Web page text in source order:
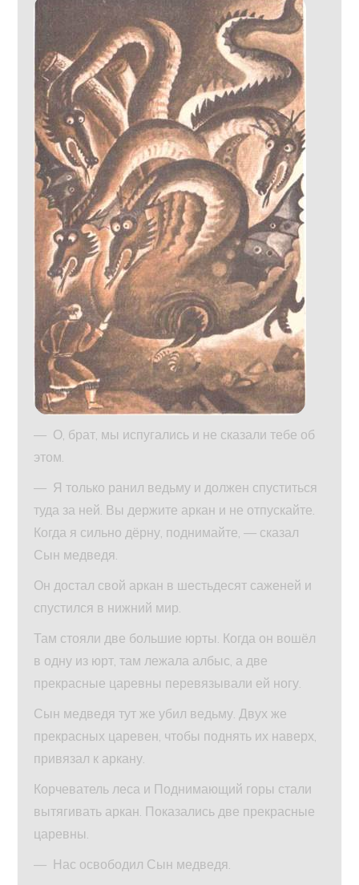
— О, брат, мы испугались и не сказали тебе об
этом.
— Я только ранил ведьму и должен спуститься
туда за ней. Вы держите аркан и не отпускайте.
Когда я сильно дёрну, поднимайте, — сказал
Сын медведя.
Он достал свой аркан в шестьдесят саженей и
спустился в нижний мир.
Там стояли две большие юрты. Когда он вошёл
в одну из юрт, там лежала албыс, а две
прекрасные царевны перевязывали ей ногу.
Сын медведя тут же убил ведьму. Двух же
прекрасных царевен, чтобы поднять их наверх,
привязал к аркану.
Корчеватель леса и Поднимающий горы стали
вытягивать аркан. Показались две прекрасные
царевны.
— Нас освободил Сын медведя.